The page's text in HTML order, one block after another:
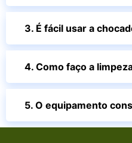
3. É fácil usar a
4. Como faço a
5. O equipamento